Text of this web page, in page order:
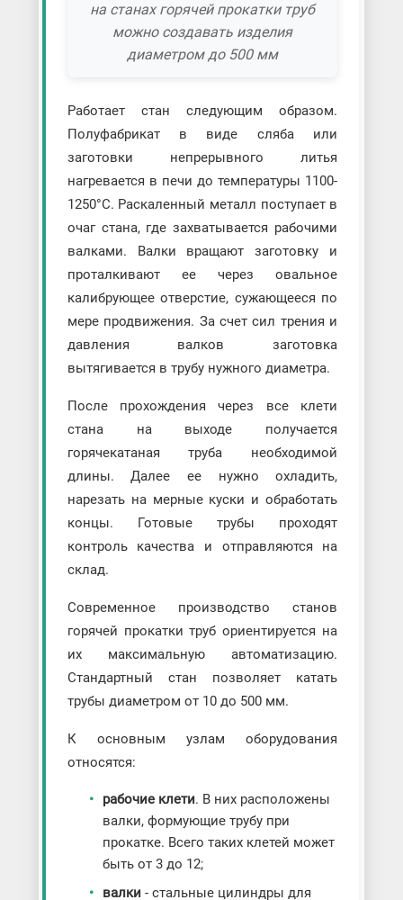
на станах горячей прокатки труб
можно создавать изделия
диаметром до 500 мм
Работает стан следующим образом.
Полуфабрикат в виде сляба или
заготовки непрерывного литья
нагревается в печи до температуры 1100-
1250°C. Раскаленный металл поступает в
очаг стана, где захватывается рабочими
валками. Валки вращают заготовку и
проталкивают ее через овальное
калибрующее отверстие, сужающееся по
мере продвижения. За счет сил трения и
давления валков заготовка
вытягивается в трубу нужного диаметра.
После прохождения через все клети
стана на выходе получается
горячекатаная труба необходимой
длины. Далее ее нужно охладить,
нарезать на мерные куски и обработать
концы. Готовые трубы проходят
контроль качества и отправляются на
склад.
Современное производство станов
горячей прокатки труб ориентируется на
их максимальную автоматизацию.
Стандартный стан позволяет катать
трубы диаметром от 10 до 500 мм.
К основным узлам оборудования
относятся:
рабочие клети. В них расположены
валки, формующие трубу при
прокатке. Всего таких клетей может
быть от 3 до 12;
валки - стальные цилиндры для